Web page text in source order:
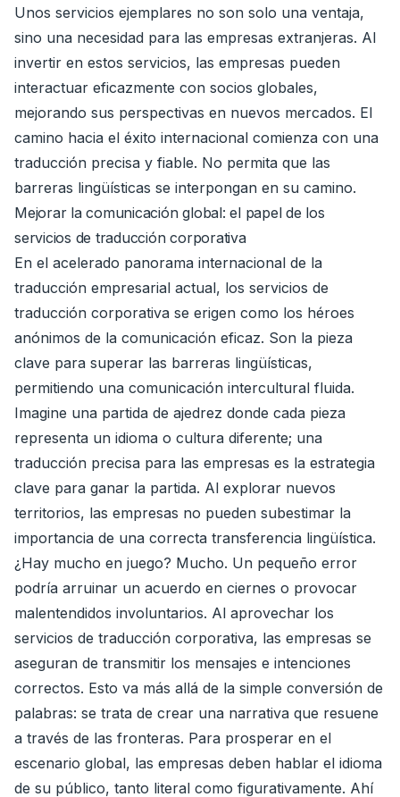
Unos servicios ejemplares no son solo una ventaja,
sino una necesidad para las empresas extranjeras. Al
invertir en estos servicios, las empresas pueden
interactuar eficazmente con socios globales,
mejorando sus perspectivas en nuevos mercados. El
camino hacia el éxito internacional comienza con una
traducción precisa y fiable. No permita que las
barreras lingüísticas se interpongan en su camino.
Mejorar la comunicación global: el papel de los
servicios de traducción corporativa
En el acelerado panorama internacional de la
traducción empresarial actual, los servicios de
traducción corporativa se erigen como los héroes
anónimos de la comunicación eficaz. Son la pieza
clave para superar las barreras lingüísticas,
permitiendo una comunicación intercultural fluida.
Imagine una partida de ajedrez donde cada pieza
representa un idioma o cultura diferente; una
traducción precisa para las empresas es la estrategia
clave para ganar la partida. Al explorar nuevos
territorios, las empresas no pueden subestimar la
importancia de una correcta transferencia lingüística.
¿Hay mucho en juego? Mucho. Un pequeño error
podría arruinar un acuerdo en ciernes o provocar
malentendidos involuntarios. Al aprovechar los
servicios de traducción corporativa, las empresas se
aseguran de transmitir los mensajes e intenciones
correctos. Esto va más allá de la simple conversión de
palabras: se trata de crear una narrativa que resuene
a través de las fronteras. Para prosperar en el
escenario global, las empresas deben hablar el idioma
de su público, tanto literal como figurativamente. Ahí